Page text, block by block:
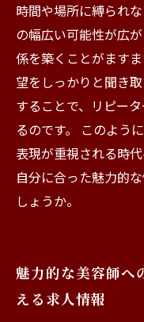
時間や場所に縛られ
の幅広い可能性が広
係を築くことがます
望をしっかりと聞き
することで、リピー
るのです。 このよう
表現が重視される時
自分に合った魅力的
しょうか。
魅力的な美容師へ
える求人情報